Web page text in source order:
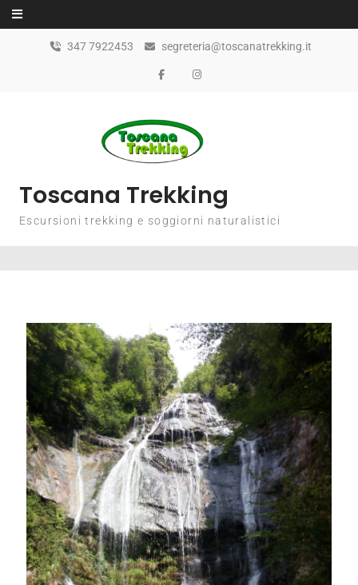
347 7922453 segreteria@toscanatrekking.it
Toscana Trekking
Escursioni trekking e soggiorni naturalistici